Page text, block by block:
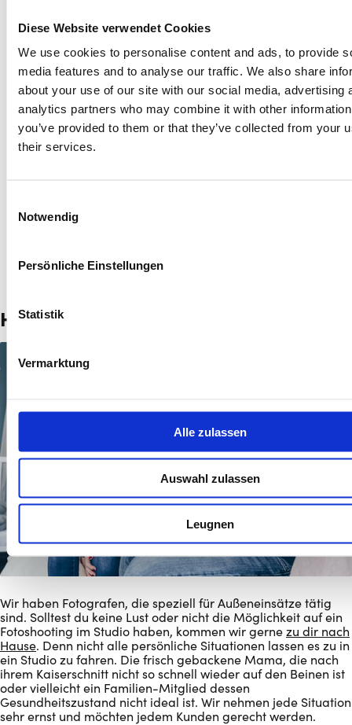
Diese Website verwendet Cookies
We use cookies to personalise content and ads, to provide
media features and to analyse our traffic. We also share
about your use of our site with our social media, advertising
analytics partners who may combine it with other
you’ve provided to them or that they’ve collected from your
their services.
Selection
Notwendig
Persönliche Einstellungen
Statistik
Vermarktung
Alle zulassen
Auswahl zulassen
Leugnen
Jump to previous slide
Home statt Studio
Wir haben Fotografen, die speziell für Außeneinsätze tätig
sind. Solltest du keine Lust oder nicht die Möglichkeit auf ein
Fotoshooting im Studio haben, kommen wir gernezu dir nach
Hause. Denn nicht alle persönliche Situationen lassen es zu in
ein Studio zu fahren. Die frisch gebackene Mama, die nach
ihrem Kaiserschnitt nicht so schnell wieder auf den Beinen ist
oder vielleicht ein Familien-Mitglied dessen
Gesundheitszustand nicht ideal ist. Wir nehmen jede Situation
sehr ernst und möchten jedem Kunden gerecht werden.